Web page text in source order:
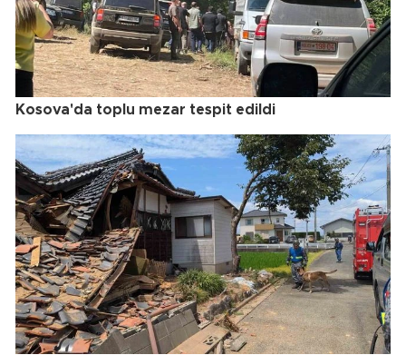
Kosova'da toplu mezar tespit edildi